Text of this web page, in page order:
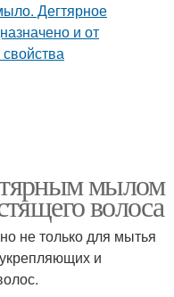
мылом
волоса
не только для мытья
и